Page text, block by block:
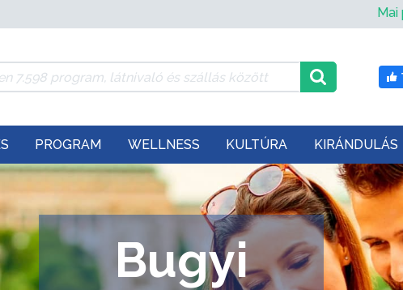
Mai
PROGRAM WELLNESS KULTÚRA KIRÁNDULÁS
Bugyi